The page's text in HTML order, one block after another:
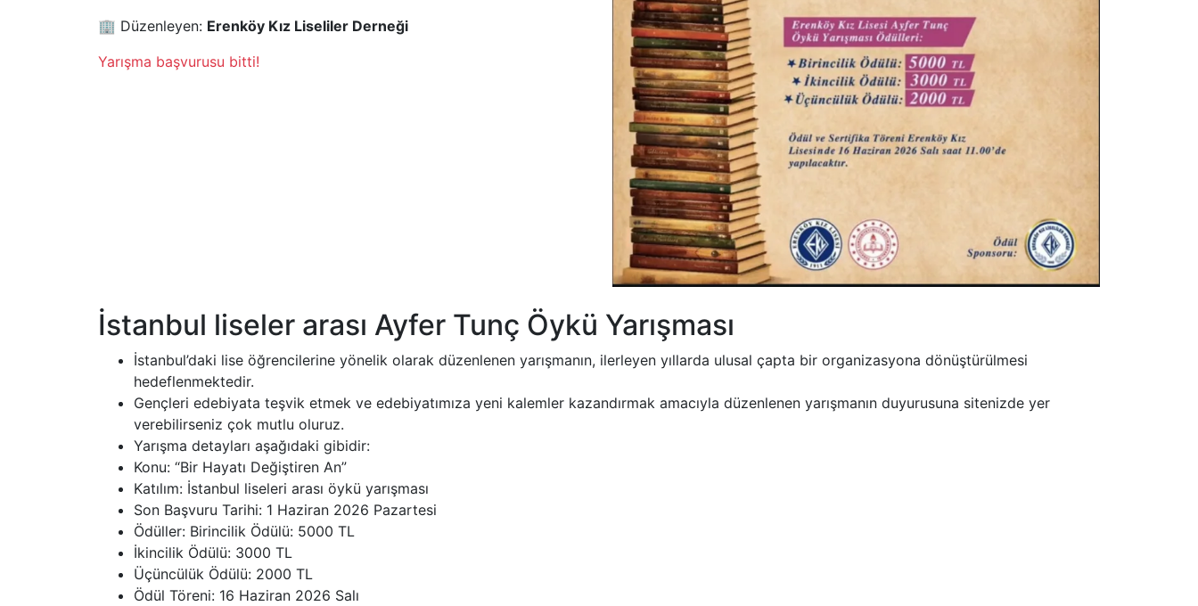
🏢 Düzenleyen: Erenköy Kız Liseliler Derneği
Yarışma başvurusu bitti!
İstanbul liseler arası Ayfer Tunç Öykü Yarışması
İstanbul’daki lise öğrencilerine yönelik olarak düzenlenen yarışmanın, ilerleyen yıllarda ulusal çapta bir organizasyona dönüştürülmesi
hedeflenmektedir.
Gençleri edebiyata teşvik etmek ve edebiyatımıza yeni kalemler kazandırmak amacıyla düzenlenen yarışmanın duyurusuna sitenizde yer
verebilirseniz çok mutlu oluruz.
Yarışma detayları aşağıdaki gibidir:
Konu: “Bir Hayatı Değiştiren An”
Katılım: İstanbul liseleri arası öykü yarışması
Son Başvuru Tarihi: 1 Haziran 2026 Pazartesi
Ödüller: Birincilik Ödülü: 5000 TL
İkincilik Ödülü: 3000 TL
Üçüncülük Ödülü: 2000 TL
Ödül Töreni: 16 Haziran 2026 Salı